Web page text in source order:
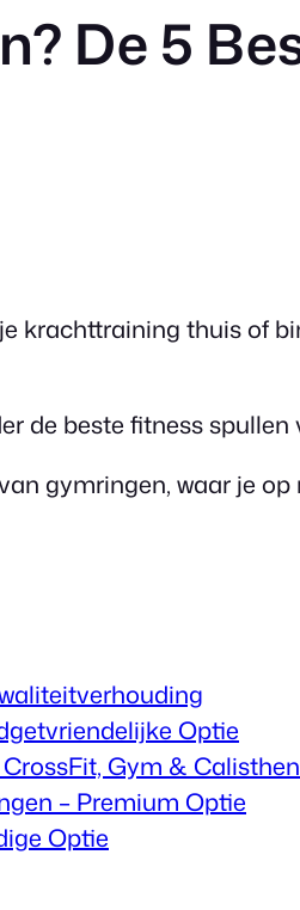
De 5
krachttraining thuis of
de beste fitness
gymringen, waar je
Optie
Gym &
– Premium Optie
Optie